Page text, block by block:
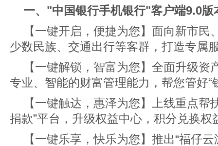
一、"中国银行手机银行"客户端9.0版
【一键开启，便捷为您】面向新市
少数民族、交通出行等客群，打造专属
【一键解锁，智富为您】全面升级
专业、智能的财富管理能力，帮您管好“
【一键触达，惠泽为您】上线重点帮
捐款”平台，升级权益中心，积分兑换权
【一键乐享，快乐为您】推出“福仔